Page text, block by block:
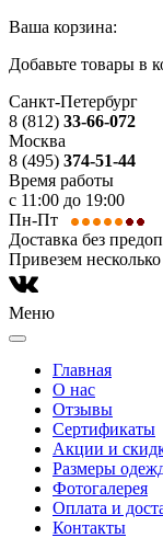
Ваша корзина:
Добавьте товары в
Санкт-Петербург
8 (812) 33-66-072
Москва
8 (495) 374-51-44
Время работы
с 11:00 до 19:00
Пн-Пт
Доставка без
Привезем
Меню
Главная
О нас
Отзывы
Сертификаты
Акции и
Размеры
Фотогалерея
Оплата и
Контакты